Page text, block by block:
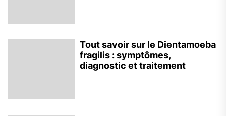
Tout savoir sur le Dientamoeba
fragilis : symptômes,
diagnostic et traitement